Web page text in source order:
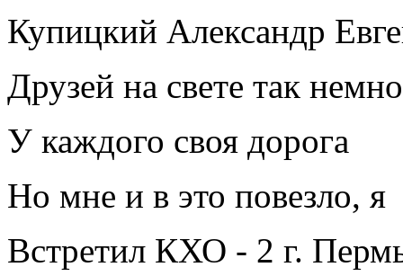
Купицкий Александр
Друзей на свете так
У каждого своя дорога
Но мне и в это повезло, я
Встретил КХО - 2 г.